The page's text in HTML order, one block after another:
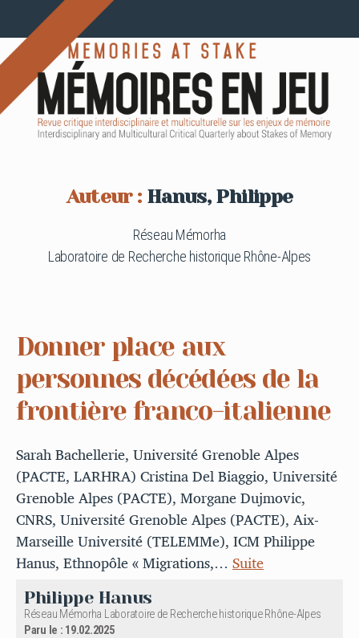
Auteur : Hanus, Philippe
Réseau Mémorha
Laboratoire de Recherche historique Rhône-Alpes
Donner place aux
personnes décédées de la
frontière franco-italienne
Sarah Bachellerie, Université Grenoble Alpes
(PACTE, LARHRA) Cristina Del Biaggio, Université
Grenoble Alpes (PACTE), Morgane Dujmovic,
CNRS, Université Grenoble Alpes (PACTE), Aix-
Marseille Université (TELEMMe), ICM Philippe
Hanus, Ethnopôle « Migrations,… Suite
Philippe Hanus
Réseau Mémorha Laboratoire de Recherche historique Rhône-Alpes
Paru le : 19.02.2025